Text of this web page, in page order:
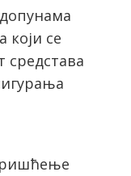
који се
средстава